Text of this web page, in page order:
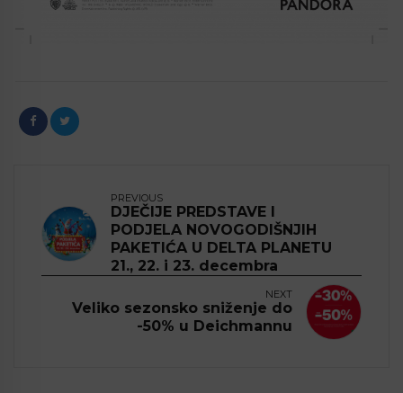
PREVIOUS
DJEČIJE PREDSTAVE I
PODJELA NOVOGODIŠNJIH
PAKETIĆA U DELTA PLANETU
21., 22. i 23. decembra
NEXT
Veliko sezonsko sniženje do
-50% u Deichmannu